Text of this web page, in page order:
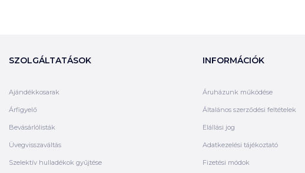
SZOLGÁLTATÁSOK
Ajándékkosarak
Árfigyelő
Bevásárlólisták
Üvegvisszaváltás
Szelektív hulladékok gyűjtése
INFORMÁCIÓK
Áruházunk működése
Általános szerződési feltételek
Elállási jog
Adatkezelési tájékoztató
Fizetési módok